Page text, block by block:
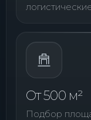
От 500 м²
Подбор